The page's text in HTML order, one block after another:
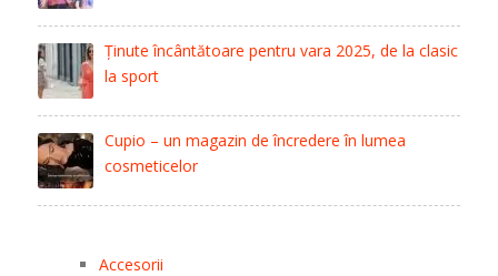
Ținute încântătoare pentru vara 2025, de la clasic
la sport
Cupio – un magazin de încredere în lumea
cosmeticelor
Accesorii